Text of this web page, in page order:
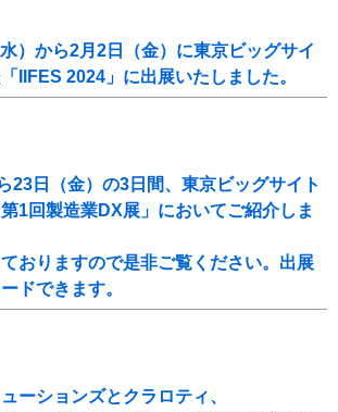
）から2月2日（金）に東京ビッグサイ
IIFES 2024」に出展いたしました。
23日（金）の3日間、東京ビッグサイト
1回製造業DX展」においてご紹介しま
おりますので是非ご覧ください。出展
ドできます。
ーションズとクラロティ、